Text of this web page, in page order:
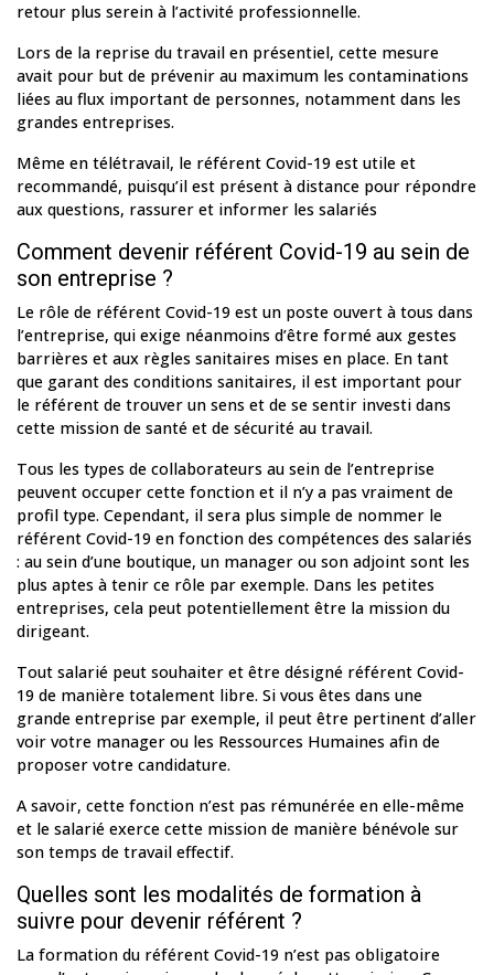
retour plus serein à l’activité professionnelle.
Lors de la reprise du travail en présentiel, cette mesure
avait pour but de prévenir au maximum les contaminations
liées au flux important de personnes, notamment dans les
grandes entreprises.
Même en télétravail, le référent Covid-19 est utile et
recommandé, puisqu’il est présent à distance pour répondre
aux questions, rassurer et informer les salariés
Comment devenir référent Covid-19 au sein de
son entreprise ?
Le rôle de référent Covid-19 est un poste ouvert à tous dans
l’entreprise, qui exige néanmoins d’être formé aux gestes
barrières et aux règles sanitaires mises en place. En tant
que garant des conditions sanitaires, il est important pour
le référent de trouver un sens et de se sentir investi dans
cette mission de santé et de sécurité au travail.
Tous les types de collaborateurs au sein de l’entreprise
peuvent occuper cette fonction et il n’y a pas vraiment de
profil type. Cependant, il sera plus simple de nommer le
référent Covid-19 en fonction des compétences des salariés
: au sein d’une boutique, un manager ou son adjoint sont les
plus aptes à tenir ce rôle par exemple. Dans les petites
entreprises, cela peut potentiellement être la mission du
dirigeant.
Tout salarié peut souhaiter et être désigné référent Covid-
19 de manière totalement libre. Si vous êtes dans une
grande entreprise par exemple, il peut être pertinent d’aller
voir votre manager ou les Ressources Humaines afin de
proposer votre candidature.
A savoir, cette fonction n’est pas rémunérée en elle-même
et le salarié exerce cette mission de manière bénévole sur
son temps de travail effectif.
Quelles sont les modalités de formation à
suivre pour devenir référent ?
La formation du référent Covid-19 n’est pas obligatoire